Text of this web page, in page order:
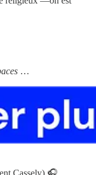
…
Cassely) 🎧